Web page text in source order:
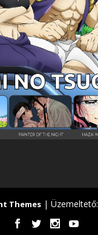
Themes| Üzemeltető: